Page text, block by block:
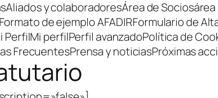
Aliados y colaboradoresÁrea de Socios
de ejemplo AFADIRFormulario de
PerfilMi perfilPerfil avanzadoPolítica de
FrecuentesPrensa y noticiasPróximas